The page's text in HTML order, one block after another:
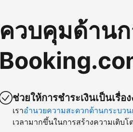
ควบคุมด้านก
ช่วยให้การชำระเงินเป็นเรื่อง
เราอำนวยความสะดวกด้านกระบวน
เวลามากขึ้นในการสร้างความเติบโ